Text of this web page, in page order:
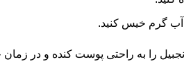
را به راحتی پوست کنده و در